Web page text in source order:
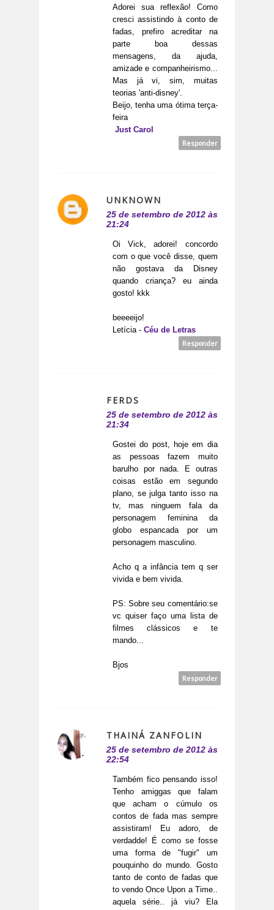
Adorei sua reflexão! Como
cresci assistindo à conto de
fadas, prefiro acreditar na
parte boa dessas
mensagens, da ajuda,
amizade e companheirismo...
Mas já vi, sim, muitas
teorias 'anti-disney'.
Beijo, tenha uma ótima terça-
feira
Just Carol
Responder
UNKNOWN
25 de setembro de 2012 às
21:24
Oi Vick, adorei! concordo
com o que você disse, quem
não gostava da Disney
quando criança? eu ainda
gosto! kkk
beeeeijo!
Letícia - Céu de Letras
Responder
FERDS
25 de setembro de 2012 às
21:34
Gostei do post, hoje em dia
as pessoas fazem muito
barulho por nada. E outras
coisas estão em segundo
plano, se julga tanto isso na
tv, mas ninguem fala da
personagem feminina da
globo espancada por um
personagem masculino.
Acho q a infância tem q ser
vivida e bem vivida.
PS: Sobre seu comentário:se
vc quiser faço uma lista de
filmes clássicos e te
mando...
Bjos
Responder
THAINÁ ZANFOLIN
25 de setembro de 2012 às
22:54
Também fico pensando isso!
Tenho amiggas que falam
que acham o cúmulo os
contos de fada mas sempre
assistiram! Eu adoro, de
verdadde! É como se fosse
uma forma de "fugir" um
pouquinho do mundo. Gosto
tanto de conto de fadas que
to vendo Once Upon a Time..
aquela série.. já viu? Ela